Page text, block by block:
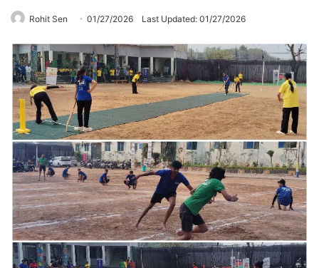
Rohit Sen 01/27/2026 Last Updated: 01/27/2026